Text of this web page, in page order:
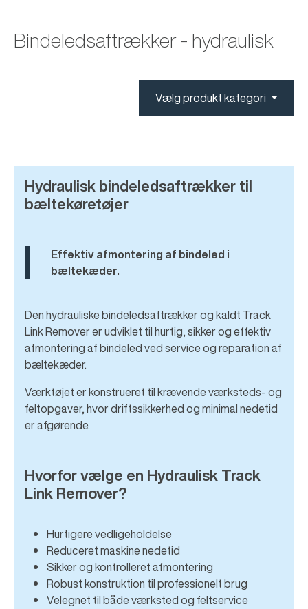
Bindeledsaftrækker - hydraulisk
Vælg produkt kategori
Hydraulisk bindeledsaftrækker til
bæltekøretøjer
Effektiv afmontering af bindeled i
bæltekæder.
Den hydrauliske bindeledsaftrækker og kaldt Track
Link Remover er udviklet til hurtig, sikker og effektiv
afmontering af bindeled ved service og reparation af
bæltekæder.
Værktøjet er konstrueret til krævende værksteds- og
feltopgaver, hvor driftssikkerhed og minimal nedetid
er afgørende.
Hvorfor vælge en Hydraulisk Track
Link Remover?
Hurtigere vedligeholdelse
Reduceret maskine nedetid
Sikker og kontrolleret afmontering
Robust konstruktion til professionelt brug
Velegnet til både værksted og feltservice